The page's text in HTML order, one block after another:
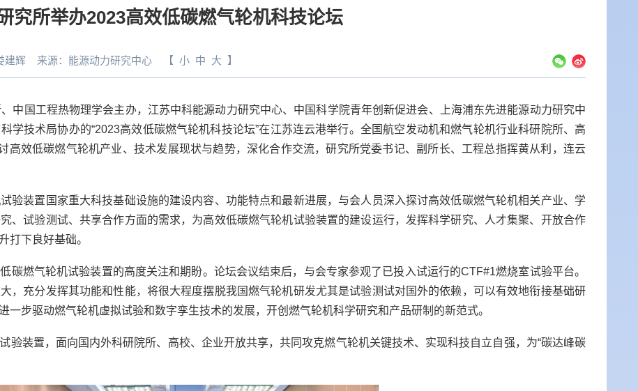
究所举办2023高效低碳燃气轮机科技论坛
建辉 来源： 能源动力研究中心 【 小 中 大 】
中国工程热物理学会主办，江苏中科能源动力研究中心、中国科学院青年创新促进会、上海浦东先进能源动力研究中
学技术局协办的“2023高效低碳燃气轮机科技论坛”在江苏连云港举行。全国航空发动机和燃气轮机行业科研院所、高
高效低碳燃气轮机产业、技术发展现状与趋势，深化合作交流，研究所党委书记、副所长、工程总指挥黄从利，连云
验装置国家重大科技基础设施的建设内容、功能特点和最新进展，与会人员深入探讨高效低碳燃气轮机相关产业、学
、试验测试、共享合作方面的需求，为高效低碳燃气轮机试验装置的建设运行，发挥科学研究、人才集聚、开放合作
打下良好基础。
碳燃气轮机试验装置的高度关注和期盼。论坛会议结束后，与会专家参观了已投入试运行的CTF#1燃烧室试验平台。
，充分发挥其功能和性能，将很大程度摆脱我国燃气轮机研发尤其是试验测试对国外的依赖，可以有效地衔接基础研
一步驱动燃气轮机虚拟试验和数字孪生技术的发展，开创燃气轮机科学研究和产品研制的新范式。
验装置，面向国内外科研院所、高校、企业开放共享，共同攻克燃气轮机关键技术、实现科技自立自强，为“碳达峰碳